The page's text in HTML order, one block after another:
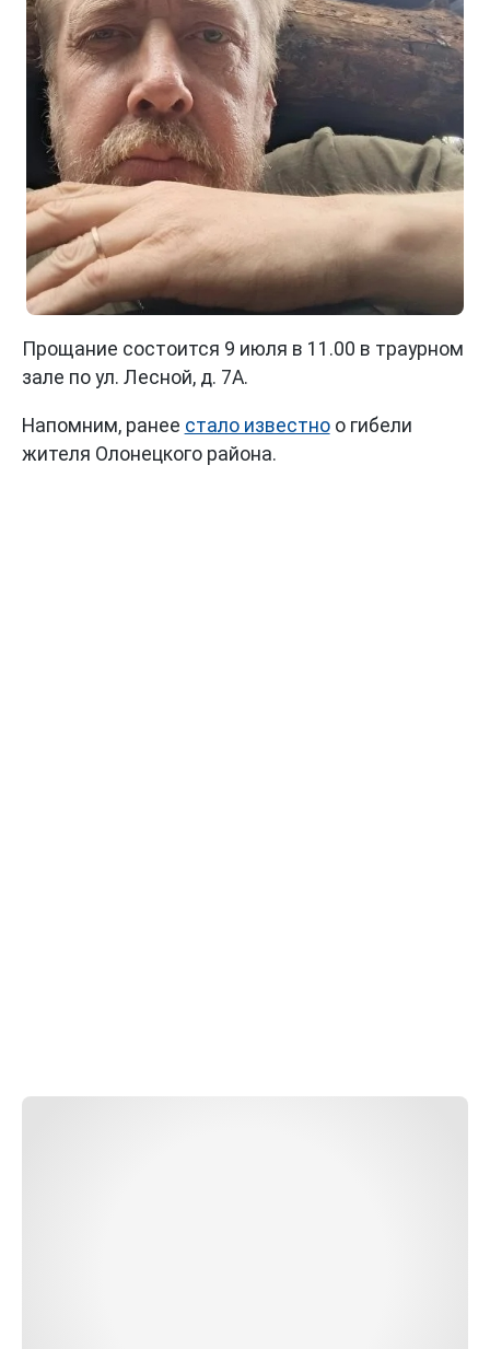
Прощание состоится 9 июля в 11.00 в траурном
зале по ул. Лесной, д. 7А.
Напомним, ранее стало известноо гибели
жителя Олонецкого района.